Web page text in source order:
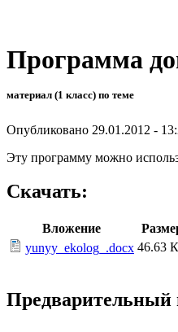
Программа
материал (1 класс) по теме
Опубликовано 29.01.2012 -
Эту программу можно
Скачать:
Вложение
yunyy_ekolog_.docx 46.63
Предварительный